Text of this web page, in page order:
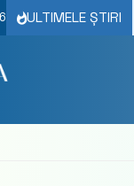
ULTIMELE ȘTIRI
MOLDOVENII